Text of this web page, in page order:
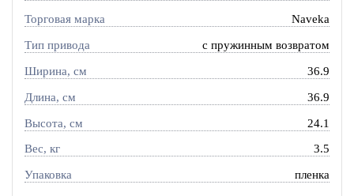
Торговая марка Naveka
Тип привода c пружинным возвратом
Ширина, см 36.9
Длина, см 36.9
Высота, см 24.1
Вес, кг 3.5
Упаковка пленка